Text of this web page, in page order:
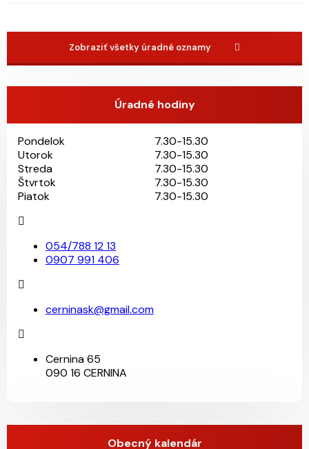
Zobraziť všetky úradné oznamy
Úradné hodiny
Pondelok
7.30-15.30
Utorok
7.30-15.30
Streda
7.30-15.30
Štvrtok
7.30-15.30
Piatok
7.30-15.30
054/788 12 13
0907 991 406
cerninask@gmail.com
Cernina 65
090 16 CERNINA
Obecný kalendár